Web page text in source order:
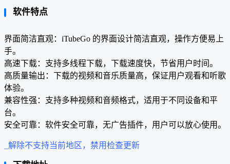
软件特点
界面简洁直观：iTubeGo 的界面设计简洁直观，操作方便易上
手。
高速下载：支持多线程下载，下载速度快，节省用户时间。
高质量输出：下载的视频和音乐质量高，保证用户观看和听歌
体验。
兼容性强：支持多种视频和音频格式，适用于不同设备和平
台。
安全可靠：软件安全可靠，无广告插件，用户可以放心使用。
_解除不支持当前地区，禁用检查更新